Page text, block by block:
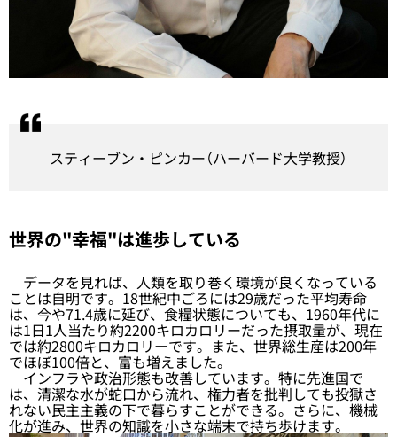
スティーブン・ピンカー（ハーバード大学教授）
世界の"幸福"は進歩している
データを見れば、人類を取り巻く環境が良くなっている
ことは自明です。18世紀中ごろには29歳だった平均寿命
は、今や71.4歳に延び、食糧状態についても、1960年代に
は1日1人当たり約2200キロカロリーだった摂取量が、現在
では約2800キロカロリーです。また、世界総生産は200年
でほぼ100倍と、富も増えました。
インフラや政治形態も改善しています。特に先進国で
は、清潔な水が蛇口から流れ、権力者を批判しても投獄さ
れない民主主義の下で暮らすことができる。さらに、機械
化が進み、世界の知識を小さな端末で持ち歩けます。